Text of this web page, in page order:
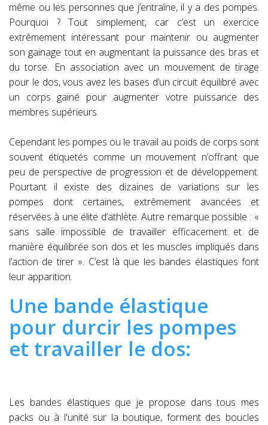
même ou les personnes que j’entraîne, il y a des pompes.
Pourquoi ? Tout simplement, car c’est un exercice
extrêmement intéressant pour maintenir ou augmenter
son gainage tout en augmentant la puissance des bras et
du torse. En association avec un mouvement de tirage
pour le dos, vous avez les bases d’un circuit équilibré avec
un corps gainé pour augmenter votre puissance des
membres supérieurs.
Cependant les pompes ou le travail au poids de corps sont
souvent étiquetés comme un mouvement n’offrant que
peu de perspective de progression et de développement.
Pourtant il existe des dizaines de variations sur les
pompes dont certaines, extrêmement avancées et
réservées à une élite d’athlète. Autre remarque possible : «
sans salle impossible de travailler efficacement et de
manière équilibrée son dos et les muscles impliqués dans
l’action de tirer ». C’est là que les bandes élastiques font
leur apparition.
Une bande élastique
pour durcir les pompes
et travailler le dos:
Les bandes élastiques que je propose dans tous mes
packs ou à l'unité sur la boutique, forment des boucles